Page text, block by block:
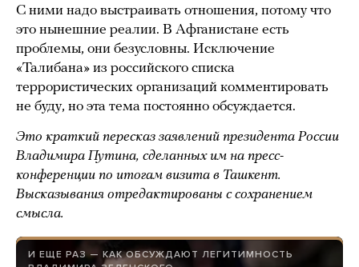
С ними надо выстраивать отношения, потому что
это нынешние реалии. В Афганистане есть
проблемы, они безусловны. Исключение
«Талибана» из российского списка
террористических организаций комментировать
не буду, но эта тема постоянно обсуждается.
Это краткий пересказ заявлений президента России
Владимира Путина, сделанных им на пресс-
конференции по итогам визита в Ташкент.
Высказывания отредактированы с сохранением
смысла.
И ЕЩЕ РАЗ — КАК ОБСУЖДАЮТ ЛЕГИТИМНОСТЬ